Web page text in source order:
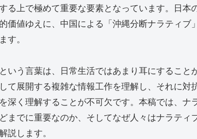
る上で極めて重要な要素となっています。日本
価値ゆえに、中国による「沖縄分断ナラティブ
す。
いう言葉は、日常生活ではあまり耳にすること
て展開する複雑な情報工作を理解し、それに対
深く理解することが不可欠です。本稿では、ナ
までに重要なのか、そしてなぜ人々はナラティ
説します。